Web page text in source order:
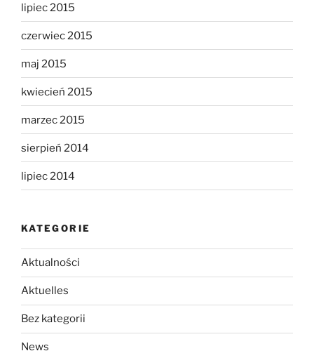
lipiec 2015
czerwiec 2015
maj 2015
kwiecień 2015
marzec 2015
sierpień 2014
lipiec 2014
KATEGORIE
Aktualności
Aktuelles
Bez kategorii
News